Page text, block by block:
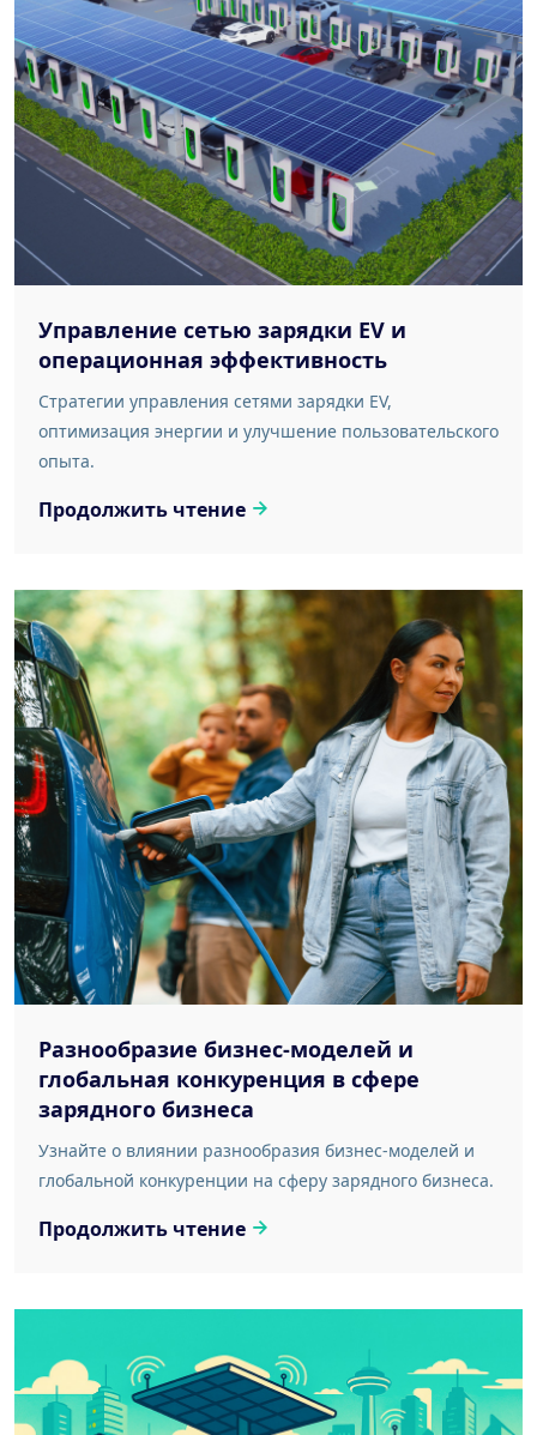
Управление сетью зарядки EV и
операционная эффективность
Стратегии управления сетями зарядки EV,
оптимизация энергии и улучшение пользовательского
опыта.
Продолжить чтение
Разнообразие бизнес-моделей и
глобальная конкуренция в сфере
зарядного бизнеса
Узнайте о влиянии разнообразия бизнес-моделей и
глобальной конкуренции на сферу зарядного бизнеса.
Продолжить чтение